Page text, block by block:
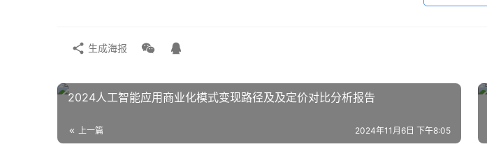
生成海报
2024人工智能应用商业化模式变现路径及及定价对比分析报告
上一篇 2024年11月6日 下午8:05